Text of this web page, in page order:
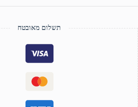
תשלום מאובטח